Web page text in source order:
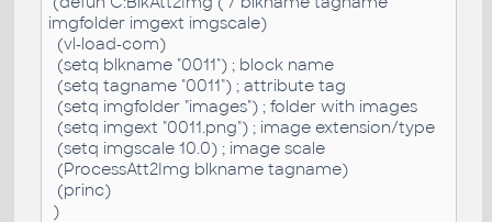
imgfolder imgext imgscale)
(vl-load-com)
(setq blkname "0011") ; block name
(setq tagname "0011") ; attribute tag
(setq imgfolder "images") ; folder with images
(setq imgext "0011.png") ; image extension/type
(setq imgscale 10.0) ; image scale
(ProcessAtt2Img blkname tagname)
(princ)
)